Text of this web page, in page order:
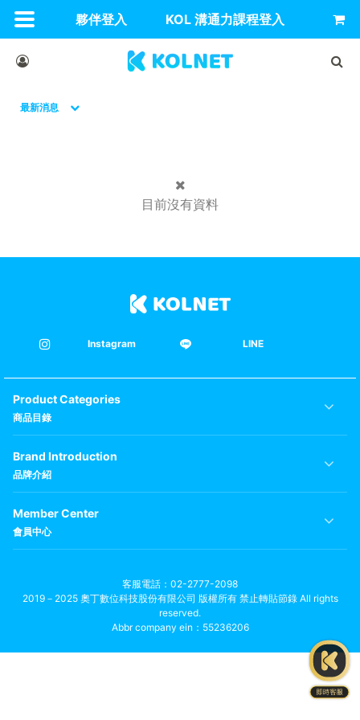
夥伴登入 KOL 溝通力課程登入
最新消息
目前沒有資料
Instagram LINE
Product Categories
商品目錄
Brand Introduction
品牌介紹
Member Center
會員中心
客服電話
02-2777-2098
2019－2025 奧丁數位科技股份有限公司 版權所有 禁止轉貼節錄 All rights
reserved.
Abbr company ein：55236206